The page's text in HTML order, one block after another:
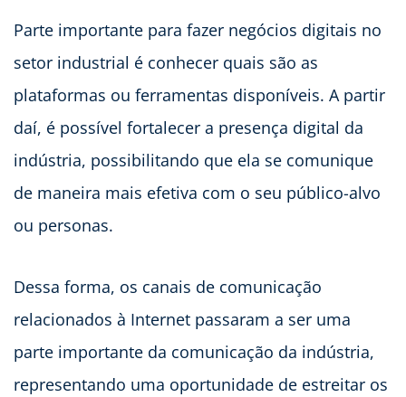
Parte importante para fazer negócios digitais no
setor industrial é conhecer quais são as
plataformas ou ferramentas disponíveis. A partir
daí, é possível fortalecer a presença digital da
indústria, possibilitando que ela se comunique
de maneira mais efetiva com o seu público-alvo
ou personas.
Dessa forma, os canais de comunicação
relacionados à Internet passaram a ser uma
parte importante da comunicação da indústria,
representando uma oportunidade de estreitar os